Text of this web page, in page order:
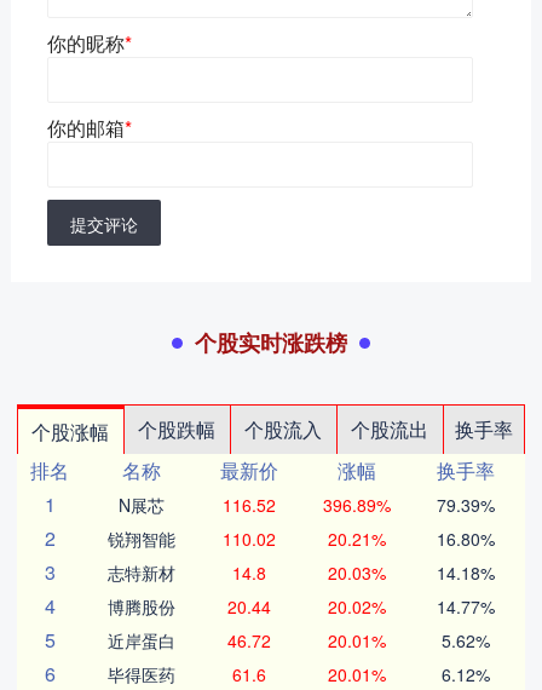
你的昵称*
你的邮箱*
提交评论
个股实时涨跌榜
个股涨幅 个股跌幅 个股流入 个股流出
换手率
排名
名称 最新价 涨幅
换手率
1
N展芯 116.52 396.89% 79.39%
2 锐翔智能 110.02 20.21% 16.80%
3 志特新材 14.8 20.03% 14.18%
4 博腾股份 20.44 20.02% 14.77%
5 近岸蛋白 46.72 20.01% 5.62%
6 毕得医药 61.6 20.01% 6.12%